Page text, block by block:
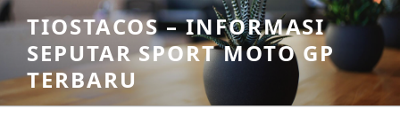
Skip
to
content
TIOSTACOS – INFORMASI
SEPUTAR SPORT MOTO GP
TERBARU